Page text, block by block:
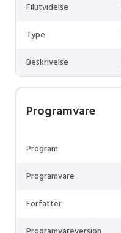
Filutvidelse
Type
Beskrivelse
Programvare
Program
Programvare
Forfatter